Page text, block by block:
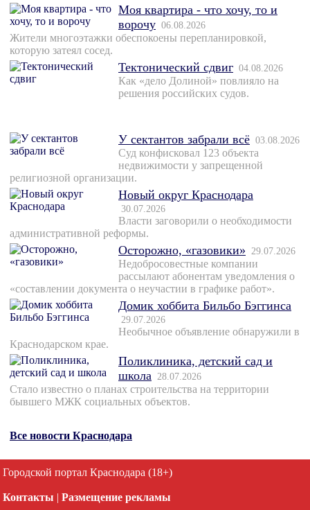
Моя квартира - что хочу, то и
ворочу 06.08.2026
Жители многоэтажки обеспокоены перепланировкой,
которую затеял сосед.
Тектонический сдвиг 04.08.2026
Как «дело Долиной» повлияло на
решения российских судов.
У сектантов забрали всё 03.08.2026
Суд конфисковал 123 объекта
недвижимости у запрещенной
религиозной организации.
Новый округ Краснодара
30.07.2026
Власти заговорили о необходимости
административной реформы.
Осторожно, «газовики» 29.07.2026
Недобросовестные компании
рассылают абонентам уведомления о
«составлении документа о неучастии в графике работ».
Домик хоббита Бильбо Бэггинса
29.07.2026
Необычное объявление обнаружили в
Краснодарском крае.
Поликлиника, детский сад и
школа 28.07.2026
Стало известно о планах строительства на территории
бывшего МЖК социальных объектов.
Все новости Краснодара
Городской портал Краснодара (18+)
Контакты | Размещение рекламы